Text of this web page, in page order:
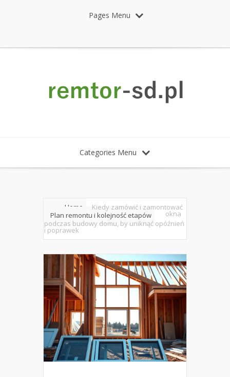
Pages Menu
Categories Menu
Home
Plan remontu i kolejność etapów
Kiedy zamówić i zamontować
okna
podczas budowy domu, by uniknąć opóźnień
i poprawek